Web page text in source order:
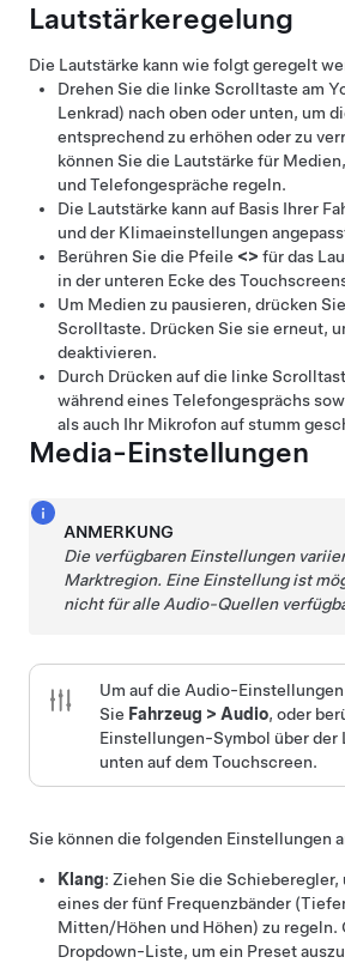
Lautstärkeregelung
Die Lautstärke kann wie folgt geregelt
Drehen Sie die linke Scrolltaste am
Lenkrad) nach oben oder unten, um
entsprechend zu erhöhen oder zu
können Sie die Lautstärke für
und Telefongespräche regeln.
Die Lautstärke kann auf Basis Ihrer
und der Klimaeinstellungen
Berühren Sie die Pfeile <> für das
in der unteren Ecke des
Um Medien zu pausieren, drücken
Scrolltaste. Drücken Sie sie erneut,
deaktivieren.
Durch Drücken auf die linke
während eines Telefongesprächs
als auch Ihr Mikrofon auf stumm
Media-Einstellungen
ANMERKUNG
Die verfügbaren Einstellungen
Marktregion. Eine Einstellung ist
nicht für alle Audio-Quellen
Um auf die Audio-
Sie Fahrzeug > Audio, oder
Einstellungen-Symbol über der
unten auf dem Touchscreen.
Sie können die folgenden Einstellungen
Klang: Ziehen Sie die
eines der fünf Frequenzbänder
Mitten/Höhen und Höhen) zu regeln.
Dropdown-Liste, um ein Preset